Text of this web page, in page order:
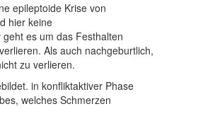
epileptoide Krise von
hier keine
es um das Festhalten
Als auch nachgeburtlich,
zu verlieren.
in konfliktaktiver Phase
welches Schmerzen